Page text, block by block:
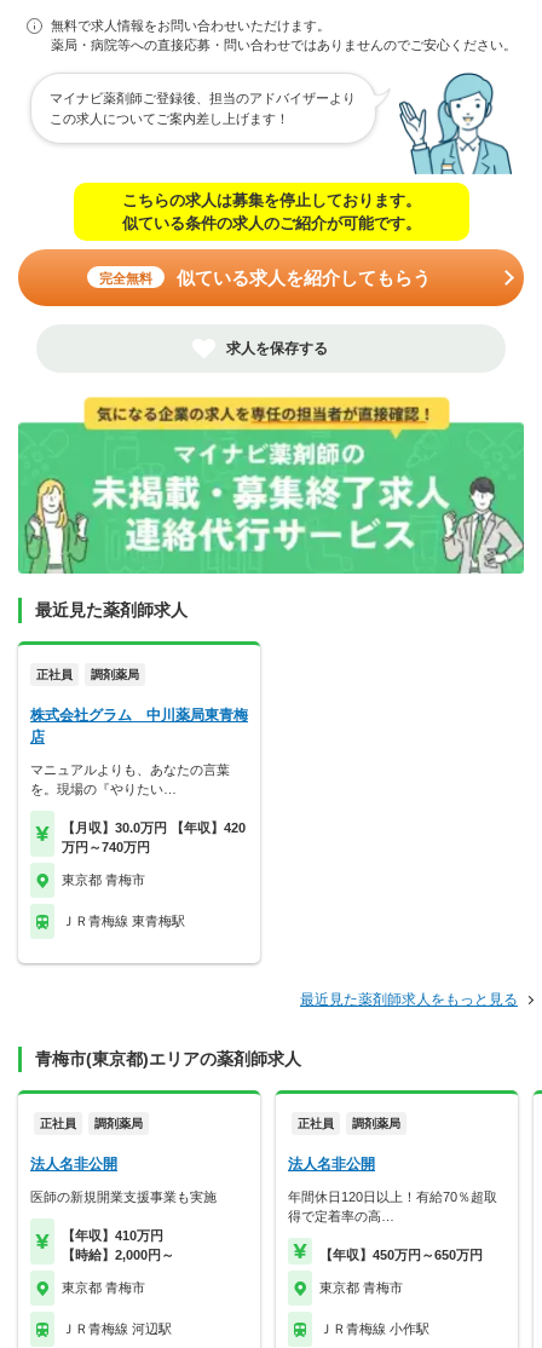
無料で求人情報をお問い合わせいただけます。
薬局・病院等への直接応募・問い合わせではありませんのでご安心ください。
マイナビ薬剤師ご登録後、担当のアドバイザーより
この求人についてご案内差し上げます！
こちらの求人は募集を停止しております。
似ている条件の求人のご紹介が可能です。
完全無料 似ている求人を紹介してもらう
求人を保存する
最近見た薬剤師求人
正社員 調剤薬局
株式会社グラム 中川薬局東青梅
店
マニュアルよりも、あなたの言葉
を。現場の『やりたい…
【月収】30.0万円 【年収】420
万円～740万円
東京都 青梅市
ＪＲ青梅線 東青梅駅
最近見た薬剤師求人をもっと見る
青梅市(東京都)エリアの薬剤師求人
正社員 調剤薬局
法人名非公開
医師の新規開業支援事業も実施
【年収】410万円
【時給】2,000円～
東京都 青梅市
ＪＲ青梅線 河辺駅
正社員 調剤薬局
法人名非公開
年間休日120日以上！有給70％超取
得で定着率の高…
【年収】450万円～650万円
東京都 青梅市
ＪＲ青梅線 小作駅